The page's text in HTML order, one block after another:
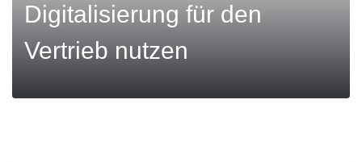
Digitalisierung für den
Vertrieb nutzen